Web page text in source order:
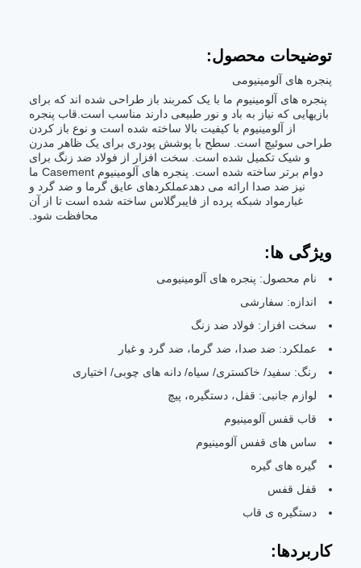
توضیحات محصول:
پنجره های آلومینیومی
پنجره های آلومینیوم ما با یک کمربند باز طراحی شده اند که برای
بازیهایی که نیاز به باد و نور طبیعی دارند مناسب است.قاب پنجره
از آلومینیوم با کیفیت بالا ساخته شده است و نوع باز کردن
طراحی سوئیچ است. سطح با پوشش پودری برای یک ظاهر مدرن
و شیک تکمیل شده است. سخت افزار از فولاد ضد زنگ برای
دوام برتر ساخته شده است. پنجره های آلومینیوم Casement ما
نیز ضد صدا ارائه می دهدعملکردهای عایق گرما و ضد گرد و
غبارمواد شبكه پرده از فايبرگلاس ساخته شده است تا از آن
محافظت شود.
ویژگی ها:
نام محصول: پنجره های آلومینیومی
اندازه: سفارشی
سخت افزار: فولاد ضد زنگ
عملکرد: ضد صدا، ضد گرما، ضد گرد و غبار
رنگ: سفید/ خاکستری/ سیاه/ دانه های چوبی/ اختیاری
لوازم جانبی: قفل، دستگیره، پیچ
قاب قفس آلومینیوم
ساس های قفس آلومینیوم
گیره های گیره
قفل قفس
دستگیره ی قاب
کاربردها: